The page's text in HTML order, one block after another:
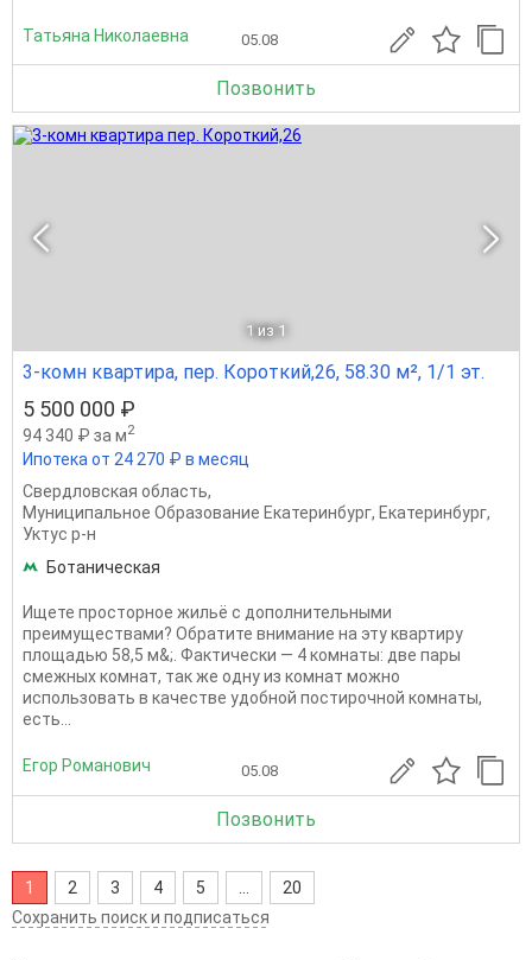
Татьяна Николаевна 05.08
Позвонить
1 из 1
3-комн квартира, пер. Короткий,26, 58.30 м², 1/1 эт.
5 500 000 ₽
94 340 ₽ за м2
Ипотека от 24 270 ₽ в месяц
Свердловская область,
Муниципальное Образование Екатеринбург, Екатеринбург,
Уктус р-н
Ботаническая
Ищете просторное жильё с дополнительными
преимуществами? Обратите внимание на эту квартиру
площадью 58,5 м&;. Фактически — 4 комнаты: две пары
смежных комнат, так же одну из комнат можно
использовать в качестве удобной постирочной комнаты,
есть...
Егор Романович 05.08
Позвонить
1 2 3 4 5
20
Сохранить поиск и подписаться